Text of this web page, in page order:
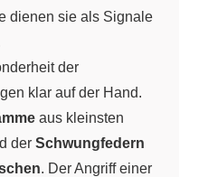
dienen sie als Signale
der
klar auf der Hand.
aus kleinsten
der Schwungfedern
. Der Angriff einer